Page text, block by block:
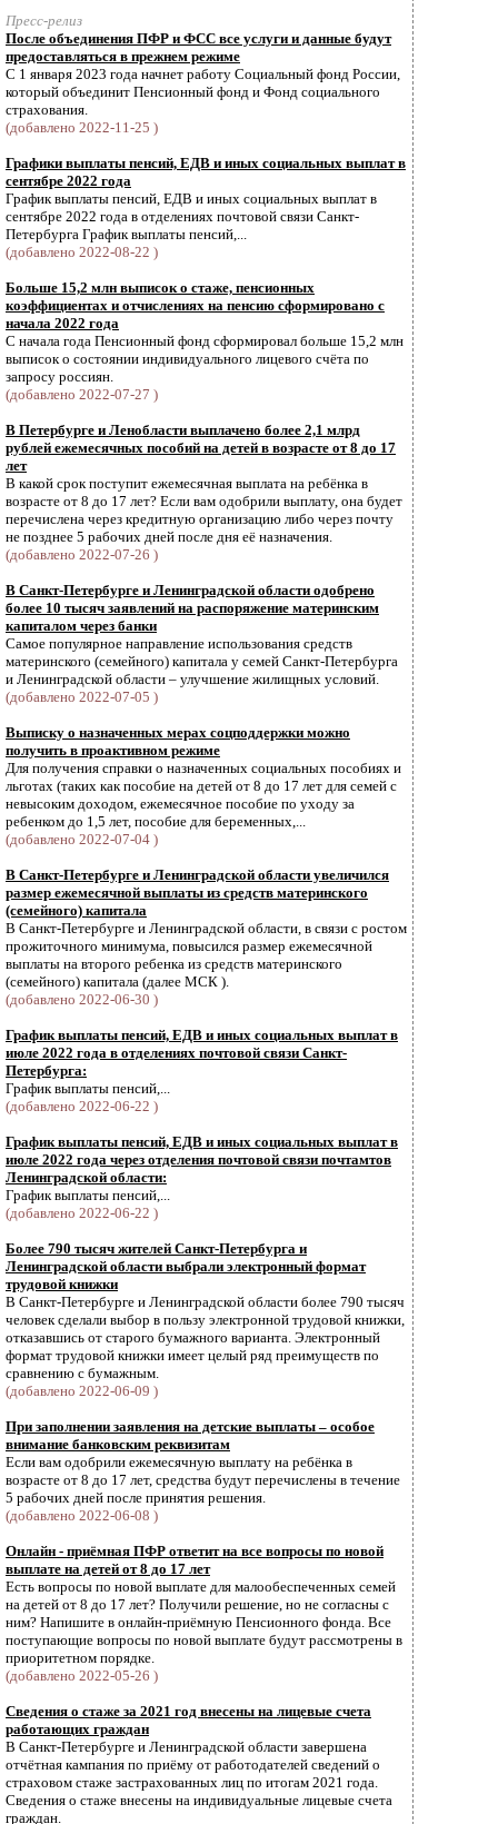
Пресс-релиз
После объединения ПФР и ФСС все услуги и данные будут
предоставляться в прежнем режиме
С 1 января 2023 года начнет работу Социальный фонд России,
который объединит Пенсионный фонд и Фонд социального
страхования.
(добавлено 2022-11-25 )
Графики выплаты пенсий, ЕДВ и иных социальных выплат в
сентябре 2022 года
График выплаты пенсий, ЕДВ и иных социальных выплат в
сентябре 2022 года в отделениях почтовой связи Санкт-
Петербурга График выплаты пенсий,...
(добавлено 2022-08-22 )
Больше 15,2 млн выписок о стаже, пенсионных
коэффициентах и отчислениях на пенсию сформировано с
начала 2022 года
С начала года Пенсионный фонд сформировал больше 15,2 млн
выписок о состоянии индивидуального лицевого счёта по
запросу россиян.
(добавлено 2022-07-27 )
В Петербурге и Ленобласти выплачено более 2,1 млрд
рублей ежемесячных пособий на детей в возрасте от 8 до 17
лет
В какой срок поступит ежемесячная выплата на ребёнка в
возрасте от 8 до 17 лет? Если вам одобрили выплату, она будет
перечислена через кредитную организацию либо через почту
не позднее 5 рабочих дней после дня её назначения.
(добавлено 2022-07-26 )
В Санкт-Петербурге и Ленинградской области одобрено
более 10 тысяч заявлений на распоряжение материнским
капиталом через банки
Самое популярное направление использования средств
материнского (семейного) капитала у семей Санкт-Петербурга
и Ленинградской области – улучшение жилищных условий.
(добавлено 2022-07-05 )
Выписку о назначенных мерах соцподдержки можно
получить в проактивном режиме
Для получения справки о назначенных социальных пособиях и
льготах (таких как пособие на детей от 8 до 17 лет для семей с
невысоким доходом, ежемесячное пособие по уходу за
ребенком до 1,5 лет, пособие для беременных,...
(добавлено 2022-07-04 )
В Санкт-Петербурге и Ленинградской области увеличился
размер ежемесячной выплаты из средств материнского
(семейного) капитала
В Санкт-Петербурге и Ленинградской области, в связи с ростом
прожиточного минимума, повысился размер ежемесячной
выплаты на второго ребенка из средств материнского
(семейного) капитала (далее МСК ).
(добавлено 2022-06-30 )
График выплаты пенсий, ЕДВ и иных социальных выплат в
июле 2022 года в отделениях почтовой связи Санкт-
Петербурга:
График выплаты пенсий,...
(добавлено 2022-06-22 )
График выплаты пенсий, ЕДВ и иных социальных выплат в
июле 2022 года через отделения почтовой связи почтамтов
Ленинградской области:
График выплаты пенсий,...
(добавлено 2022-06-22 )
Более 790 тысяч жителей Санкт-Петербурга и
Ленинградской области выбрали электронный формат
трудовой книжки
В Санкт-Петербурге и Ленинградской области более 790 тысяч
человек сделали выбор в пользу электронной трудовой книжки,
отказавшись от старого бумажного варианта. Электронный
формат трудовой книжки имеет целый ряд преимуществ по
сравнению с бумажным.
(добавлено 2022-06-09 )
При заполнении заявления на детские выплаты – особое
внимание банковским реквизитам
Если вам одобрили ежемесячную выплату на ребёнка в
возрасте от 8 до 17 лет, средства будут перечислены в течение
5 рабочих дней после принятия решения.
(добавлено 2022-06-08 )
Онлайн - приёмная ПФР ответит на все вопросы по новой
выплате на детей от 8 до 17 лет
Есть вопросы по новой выплате для малообеспеченных семей
на детей от 8 до 17 лет? Получили решение, но не согласны с
ним? Напишите в онлайн-приёмную Пенсионного фонда. Все
поступающие вопросы по новой выплате будут рассмотрены в
приоритетном порядке.
(добавлено 2022-05-26 )
Сведения о стаже за 2021 год внесены на лицевые счета
работающих граждан
В Санкт-Петербурге и Ленинградской области завершена
отчётная кампания по приёму от работодателей сведений о
страховом стаже застрахованных лиц по итогам 2021 года.
Cведения о стаже внесены на индивидуальные лицевые счета
граждан.